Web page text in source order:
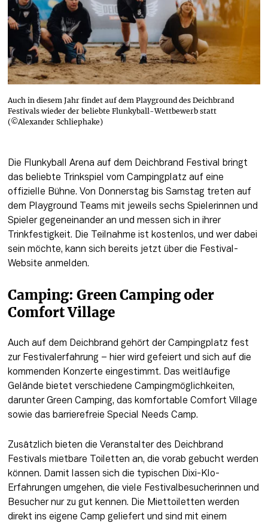
Auch in diesem Jahr findet auf dem Playground des Deichbrand
Festivals wieder der beliebte Flunkyball-Wettbewerb statt
(©Alexander Schliephake)
Die Flunkyball Arena auf dem Deichbrand Festival bringt
das beliebte Trinkspiel vom Campingplatz auf eine
offizielle Bühne. Von Donnerstag bis Samstag treten auf
dem Playground Teams mit jeweils sechs Spielerinnen und
Spieler gegeneinander an und messen sich in ihrer
Trinkfestigkeit. Die Teilnahme ist kostenlos, und wer dabei
sein möchte, kann sich bereits jetzt über die Festival-
Website anmelden.
Camping: Green Camping oder
Comfort Village
Auch auf dem Deichbrand gehört der Campingplatz fest
zur Festivalerfahrung – hier wird gefeiert und sich auf die
kommenden Konzerte eingestimmt. Das weitläufige
Gelände bietet verschiedene Campingmöglichkeiten,
darunter Green Camping, das komfortable Comfort Village
sowie das barrierefreie Special Needs Camp.
Zusätzlich bieten die Veranstalter des Deichbrand
Festivals mietbare Toiletten an, die vorab gebucht werden
können. Damit lassen sich die typischen Dixi-Klo-
Erfahrungen umgehen, die viele Festivalbesucherinnen und
Besucher nur zu gut kennen. Die Miettoiletten werden
direkt ins eigene Camp geliefert und sind mit einem